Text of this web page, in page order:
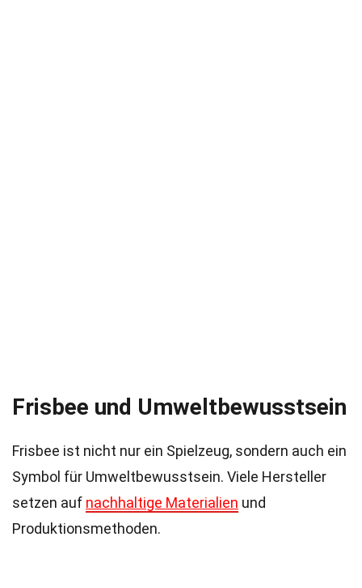
Frisbee und Umweltbewusstsein
Frisbee ist nicht nur ein Spielzeug, sondern auch ein
Symbol für Umweltbewusstsein. Viele Hersteller
setzen auf nachhaltige Materialien und
Produktionsmethoden.